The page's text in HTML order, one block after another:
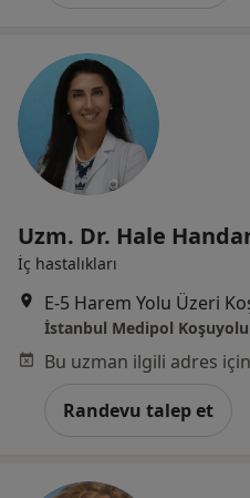
Uzm. Dr. Hale
İç hastalıkları
E-5 Harem Yolu Üzeri
İstanbul Medipol
Randevu talep et